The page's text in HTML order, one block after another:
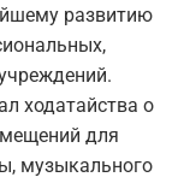
развитию
ходатайства о
для
музыкального